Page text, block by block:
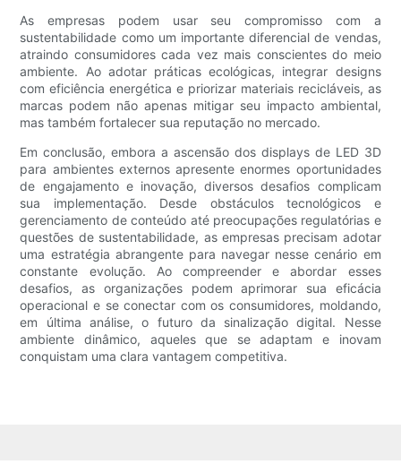
As empresas podem usar seu compromisso com a
sustentabilidade como um importante diferencial de vendas,
atraindo consumidores cada vez mais conscientes do meio
ambiente. Ao adotar práticas ecológicas, integrar designs
com eficiência energética e priorizar materiais recicláveis, as
marcas podem não apenas mitigar seu impacto ambiental,
mas também fortalecer sua reputação no mercado.
Em conclusão, embora a ascensão dos displays de LED 3D
para ambientes externos apresente enormes oportunidades
de engajamento e inovação, diversos desafios complicam
sua implementação. Desde obstáculos tecnológicos e
gerenciamento de conteúdo até preocupações regulatórias e
questões de sustentabilidade, as empresas precisam adotar
uma estratégia abrangente para navegar nesse cenário em
constante evolução. Ao compreender e abordar esses
desafios, as organizações podem aprimorar sua eficácia
operacional e se conectar com os consumidores, moldando,
em última análise, o futuro da sinalização digital. Nesse
ambiente dinâmico, aqueles que se adaptam e inovam
conquistam uma clara vantagem competitiva.